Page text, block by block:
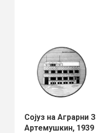
Сојуз на Аграрни
Артемушкин, 1939